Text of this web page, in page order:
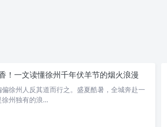
！一文读懂徐州千年伏羊节的烟火浪漫
徐州人反其道而行之。盛夏酷暑，全城奔赴一
徐州独有的浪…